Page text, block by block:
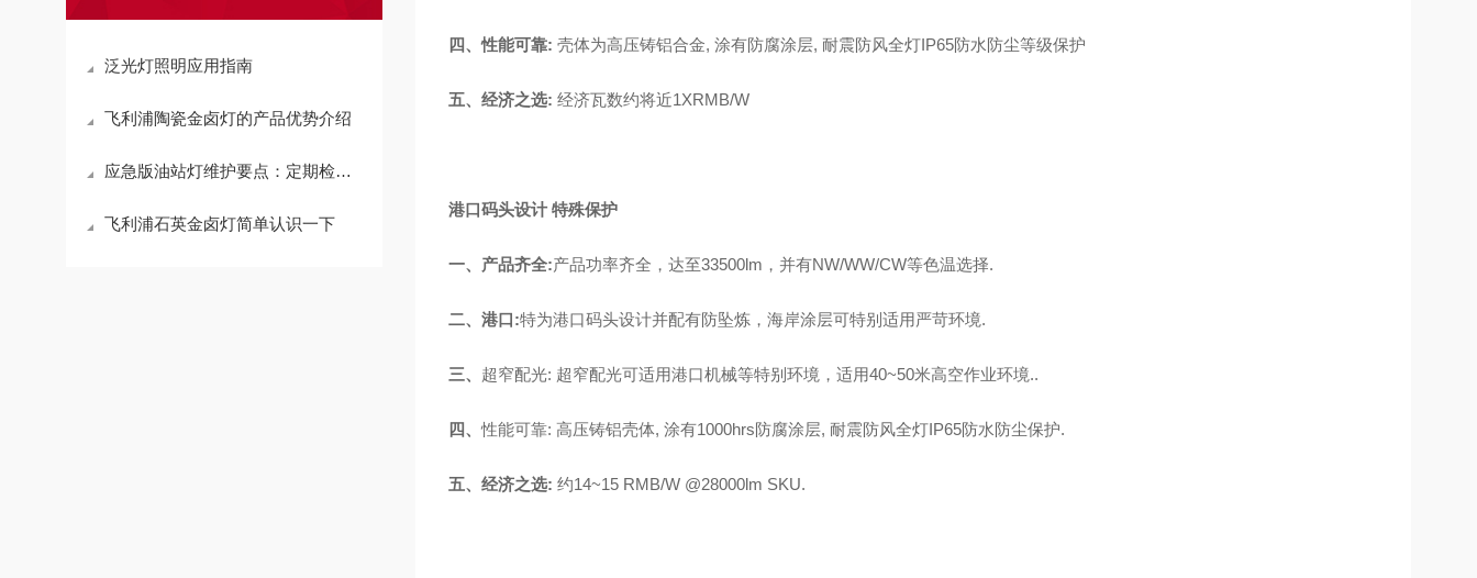
泛光灯照明应用指南
飞利浦陶瓷金卤灯的产品优势介绍
应急版油站灯维护要点：定期检测、电池更换与故障排查
飞利浦石英金卤灯简单认识一下
四、性能可靠: 壳体为高压铸铝合金, 涂有防腐涂层, 耐震防风全灯IP65防水防尘等级保护
五、 经济之选: 经济瓦数约将近1XRMB/W
港口码头设计 特殊保护
一、 产品齐全:产品功率齐全，达至33500lm ，并有NW/WW/CW等色温选择.
二、 港口:特为港口码头设计并配有防坠炼，海岸涂层可特别适用严苛环境.
三、 超窄配光: 超窄配光可适用港口机械等特别环境，适用40~50米高空作业环境..
四、性能可靠: 高压铸铝壳体, 涂有1000hrs防腐涂层, 耐震防风全灯IP65防水防尘保护.
五、 经济之选: 约14~15 RMB/W @28000lm SKU.